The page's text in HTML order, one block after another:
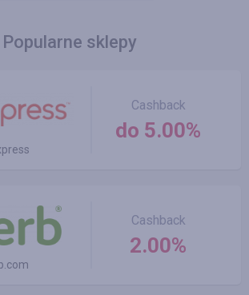
Popularne sklepy
Cashback
do 5.00%
Cashback
2.00%